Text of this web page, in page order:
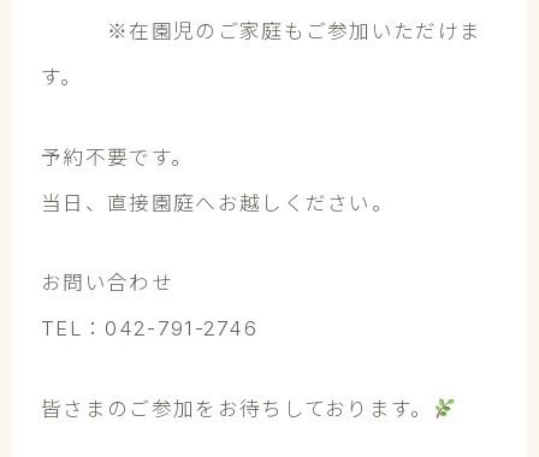
※在園児のご家庭もご参加いただけま
す。
予約不要です。
当日、直接園庭へお越しください。
お問い合わせ
TEL：042-791-2746
皆さまのご参加をお待ちしております。